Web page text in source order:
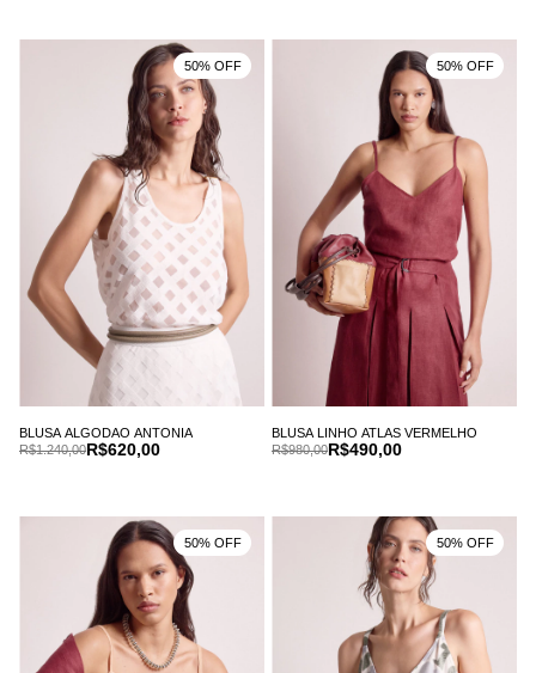
BLUSA ALGODAO ANTONIA
R$620,00
R$1.240,00
50% OFF
BLUSA LINHO ATLAS VERMELHO
R$490,00
R$980,00
50% OFF
50% OFF 50% OFF